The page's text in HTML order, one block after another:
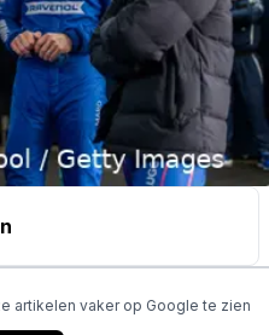
artikelen vaker op Google te zien